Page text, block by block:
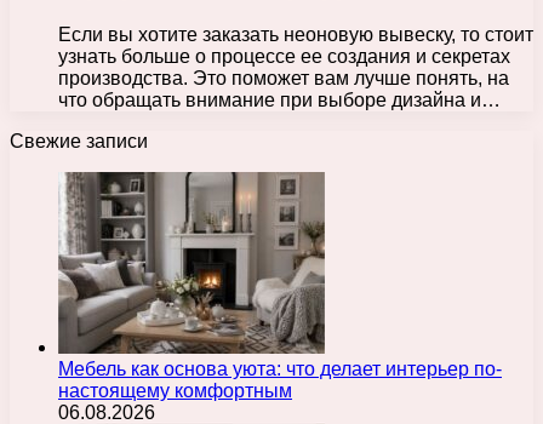
Если вы хотите заказать неоновую вывеску, то стоит
узнать больше о процессе ее создания и секретах
производства. Это поможет вам лучше понять, на
что обращать внимание при выборе дизайна и…
Свежие записи
Мебель как основа уюта: что делает интерьер по-
настоящему комфортным
06.08.2026